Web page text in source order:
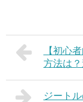
【初心
方法は？
ジート